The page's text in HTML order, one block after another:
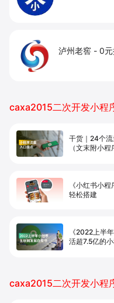
泸州老窖 - 0
caxa2015二次开发小程
干货｜24个
（文末附小程
《小红书小
轻松搭建
《2022上半
活超7.5亿的
caxa2015二次开发小程